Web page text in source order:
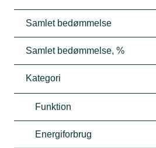
Samlet bedømmelse
Samlet bedømmelse, %
Kategori
Funktion
Energiforbrug